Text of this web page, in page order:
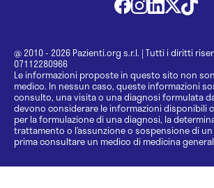
@ 2010 - 2026 Pazienti.org s.r.l. | Tutti i diritti
07112280966
Le informazioni proposte in questo sito non
medico. In nessun caso, queste informazioni
consulto, una visita o una diagnosi formulata
devono considerare le informazioni disponibili
per la formulazione di una diagnosi, la
trattamento o l’assunzione o sospensione di
prima consultare un medico di medicina